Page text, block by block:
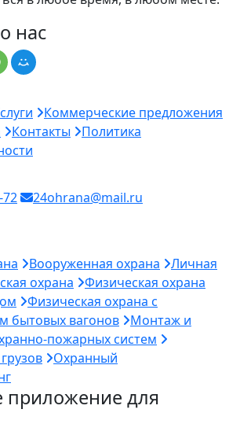
нас
Коммерческие предложения
Контакты
Политика
72
24ohrana@mail.ru
Вооруженная охрана
Личная
охрана
Физическая охрана
Физическая охрана с
бытовых вагонов
Монтаж и
пожарных систем
Охранный
для